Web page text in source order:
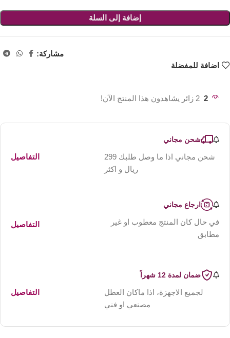
إضافة إلى السلة
مشاركة:
اضافة للمفضلة
2 2 زائر يشاهدون هذا المنتج الآن!
شحن مجاني
شحن مجاني اذا ما وصل طلبك 299
ريال و اكثر
التفاصيل
ارجاع مجاني
في حال كان المنتج معطوب او غير
مطابق
التفاصيل
ضمان لمدة 12 شهراً
لجميع الاجهزة، اذا ماكان العطل
مصنعي او فني
التفاصيل